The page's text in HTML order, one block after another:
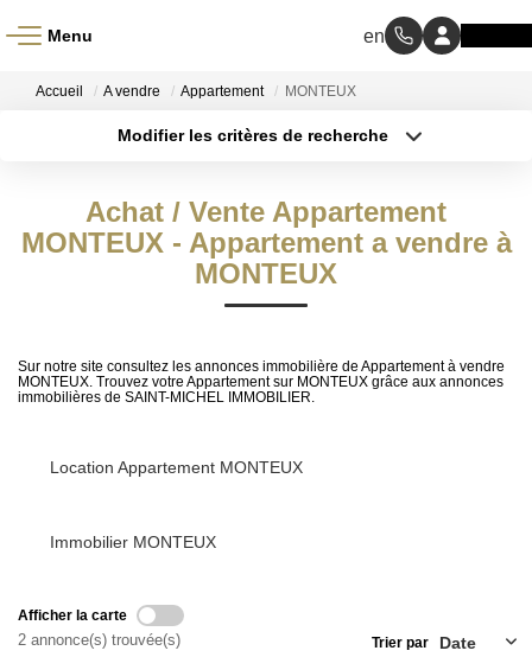
Menu
À VENDRE
À LOUER
NOS MÉTIERS
Gestion Locative
BIENS VENDUS
ESTIMATION
Accueil A vendre Appartement MONTEUX
Modifier les critères de recherche
Sélectionnez...
Type de bien
Surface min
Créer une alerte
Achat / Vente Appartement
MONTEUX - Appartement a vendre à
MONTEUX
Sur notre site consultez les annonces immobilière de Appartement à vendre
MONTEUX. Trouvez votre Appartement sur MONTEUX grâce aux annonces
immobilières de SAINT-MICHEL IMMOBILIER.
Location Appartement MONTEUX
Immobilier MONTEUX
Afficher la carte
2 annonce(s) trouvée(s) Trier par